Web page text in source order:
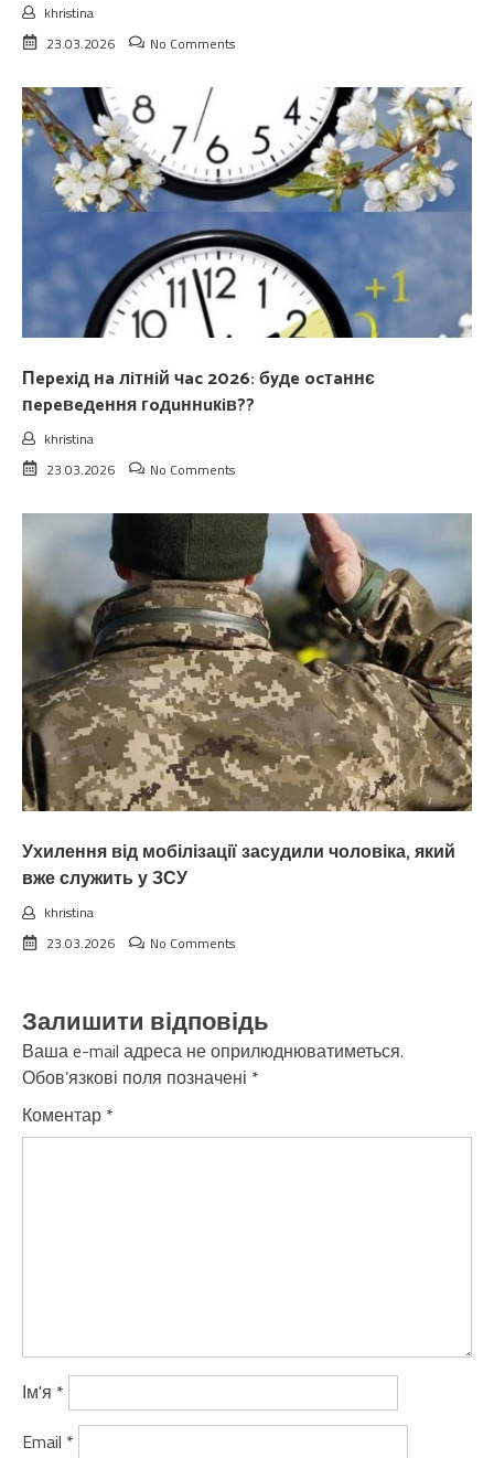
khristina
23.03.2026
No Comments
Пepexiд нa лiтнiй чac 2026: бyдe ocтaннє
пepeвeдeння гoдuннuкiв??
khristina
23.03.2026
No Comments
Ухилення від мобілізації засудили чоловіка, який
вже служить у ЗСУ
khristina
23.03.2026
No Comments
Залишити відповідь
Ваша e-mail адреса не оприлюднюватиметься.
Обов’язкові поля позначені *
Коментар *
Ім'я *
Email *